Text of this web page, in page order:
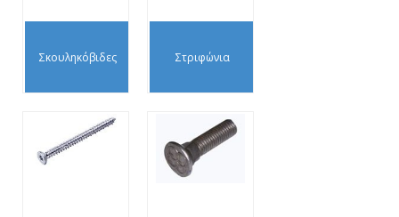
Σκουληκόβιδες Στριφώνια